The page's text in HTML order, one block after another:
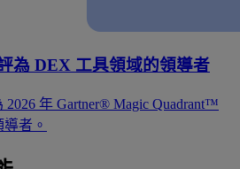
為 DEX 工具領域的領導者
2026 年 Gartner® Magic Quadrant™
者。